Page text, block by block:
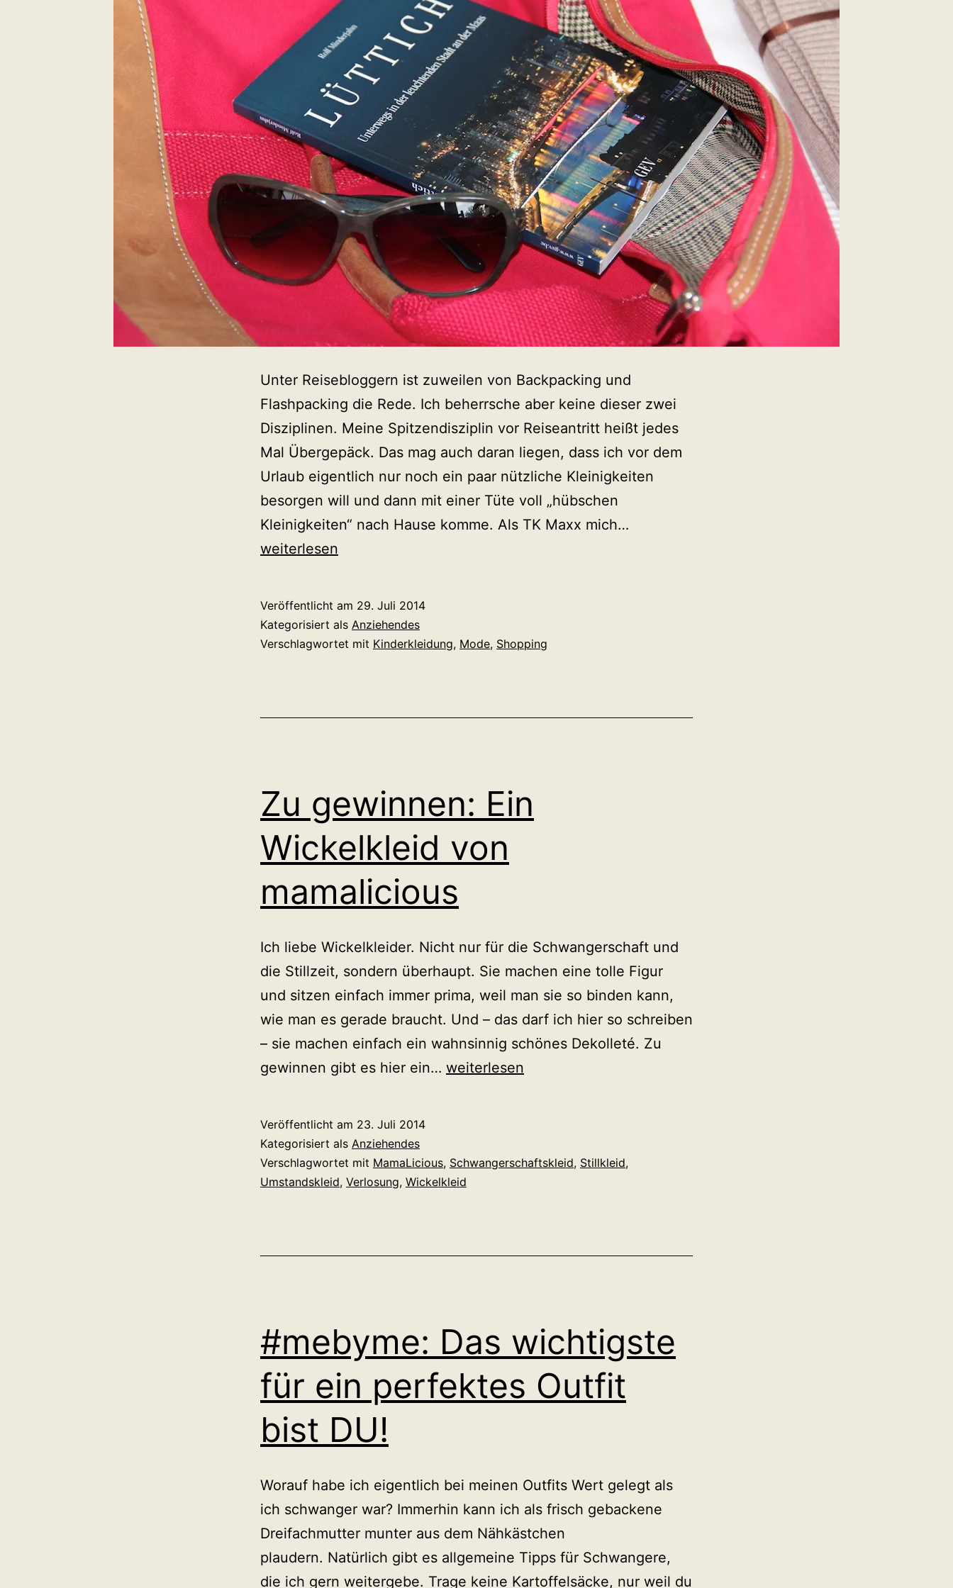
Unter Reisebloggern ist zuweilen von Backpacking und
Flashpacking die Rede. Ich beherrsche aber keine dieser zwei
Disziplinen. Meine Spitzendisziplin vor Reiseantritt heißt jedes
Mal Übergepäck. Das mag auch daran liegen, dass ich vor dem
Urlaub eigentlich nur noch ein paar nützliche Kleinigkeiten
besorgen will und dann mit einer Tüte voll „hübschen
Kleinigkeiten“ nach Hause komme. Als TK Maxx mich…
weiterlesen
Veröffentlicht am 29. Juli 2014
Kategorisiert als Anziehendes
Verschlagwortet mit Kinderkleidung, Mode, Shopping
Zu gewinnen: Ein
Wickelkleid von
mamalicious
Ich liebe Wickelkleider. Nicht nur für die Schwangerschaft und
die Stillzeit, sondern überhaupt. Sie machen eine tolle Figur
und sitzen einfach immer prima, weil man sie so binden kann,
wie man es gerade braucht. Und – das darf ich hier so schreiben
– sie machen einfach ein wahnsinnig schönes Dekolleté. Zu
gewinnen gibt es hier ein… Zu
von
mamalicious
weiterlesen
Veröffentlicht am 23. Juli 2014
Kategorisiert als Anziehendes
Verschlagwortet mit MamaLicious, Schwangerschaftskleid, Stillkleid,
Umstandskleid, Verlosung, Wickelkleid
#mebyme: Das wichtigste
für ein perfektes Outfit
bist DU!
Worauf habe ich eigentlich bei meinen Outfits Wert gelegt als
ich schwanger war? Immerhin kann ich als frisch gebackene
Dreifachmutter munter aus dem Nähkästchen
plaudern. Natürlich gibt es allgemeine Tipps für Schwangere,
die ich gern weitergebe. Trage keine Kartoffelsäcke, nur weil du